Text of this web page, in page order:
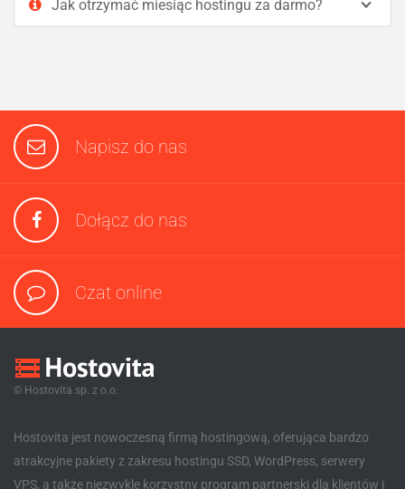
Jak otrzymać miesiąc hostingu za darmo?
Napisz do nas
Dołącz do nas
Czat online
© Hostovita sp. z o.o.
Hostovita jest nowoczesną firmą hostingową, oferująca bardzo
atrakcyjne pakiety z zakresu hostingu SSD, WordPress, serwery
VPS, a także niezwykle korzystny program partnerski dla klientów i